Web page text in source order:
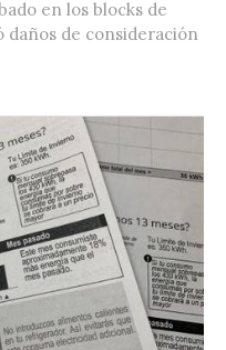
en los blocks de
daños de consideración